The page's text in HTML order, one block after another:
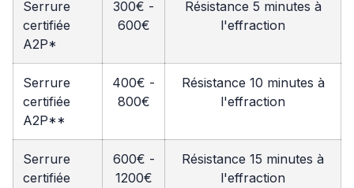
Serrure
certifiée
A2P*
300€ -
600€
Résistance 5 minutes à
l'effraction
Serrure
certifiée
A2P**
400€ -
800€
Résistance 10 minutes à
l'effraction
Serrure
certifiée
600€ -
1200€
Résistance 15 minutes à
l'effraction